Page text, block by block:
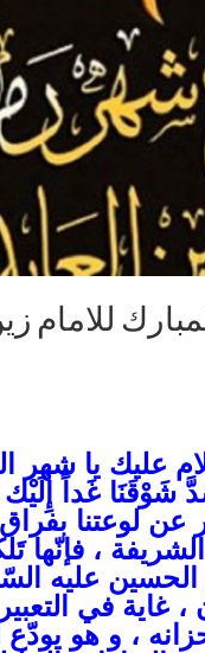
للامام
عليك يا شهر
شَوْقَنَا غَداً إِلَيْك
عن لوعتنا
، فإنّها
الحسين عليه
غاية في
، و هو يودّع